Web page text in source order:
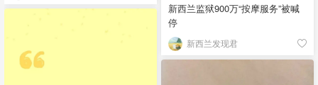
新西兰监狱900万“按摩服务”被喊
停
新西兰发现君